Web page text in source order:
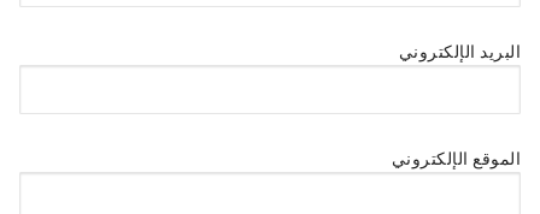
البريد الإلكتروني
الموقع الإلكتروني